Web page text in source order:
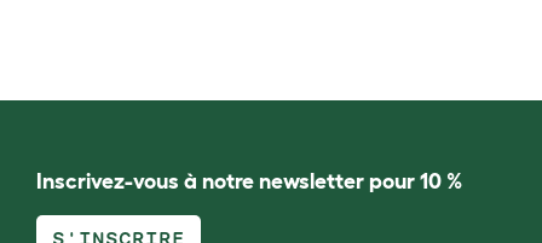
Inscrivez-vous à notre newsletter pour 10 %
S'INSCRIRE